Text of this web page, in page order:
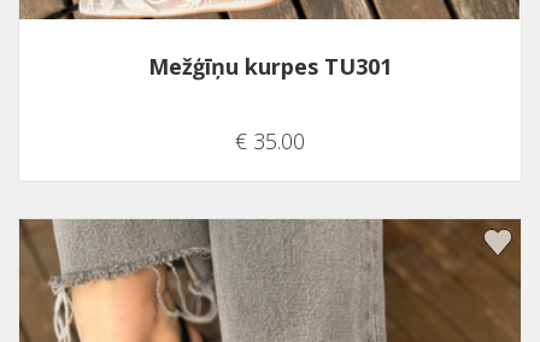
Mežģīņu kurpes TU301
€ 35.00